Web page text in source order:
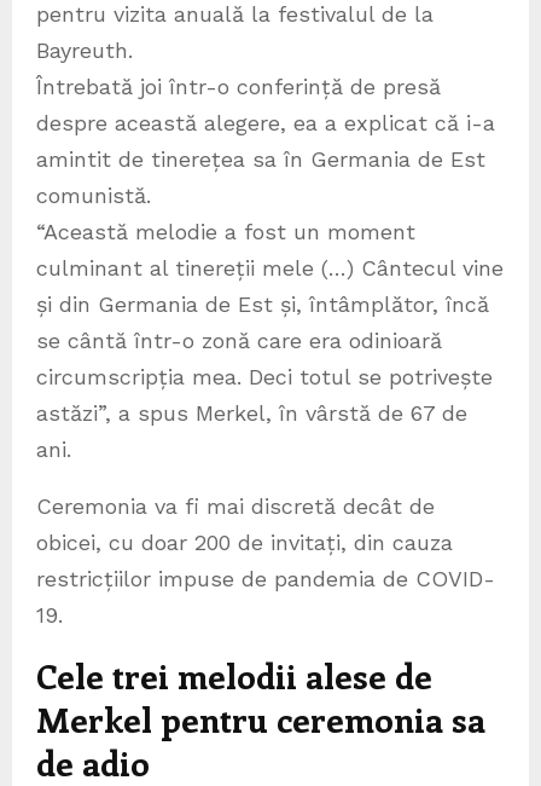
pentru vizita anuală la festivalul de la
Bayreuth.
Întrebată joi într-o conferință de presă
despre această alegere, ea a explicat că i-a
amintit de tinerețea sa în Germania de Est
comunistă.
“Această melodie a fost un moment
culminant al tinereții mele (…) Cântecul vine
și din Germania de Est și, întâmplător, încă
se cântă într-o zonă care era odinioară
circumscripția mea. Deci totul se potrivește
astăzi”, a spus Merkel, în vârstă de 67 de
ani.
Ceremonia va fi mai discretă decât de
obicei, cu doar 200 de invitați, din cauza
restricțiilor impuse de pandemia de COVID-
19.
Cele trei melodii alese de
Merkel pentru ceremonia sa
de adio